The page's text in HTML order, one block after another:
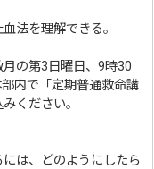
法を理解できる。
の第3日曜日、9時30
内で「定期普通救命講
ください。
は、どのようにしたら